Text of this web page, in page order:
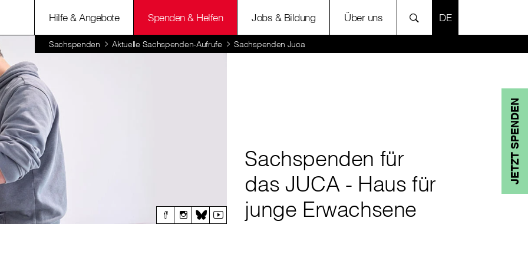
Hilfe & Angebote Spenden & Helfen Jobs & Bildung Über uns SPRACHE
Sachspenden Aktuelle Sachspenden-Aufrufe Sachspenden Juca
JETZT SPENDEN
Sachspenden für
das JUCA - Haus für
junge Erwachsene